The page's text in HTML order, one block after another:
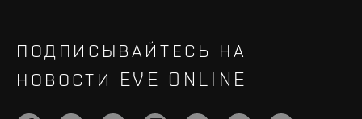
ПОДПИСЫВАЙТЕСЬ НА
НОВОСТИ EVE ONLINE